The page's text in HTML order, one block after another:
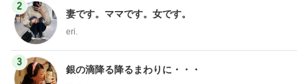
2
妻です。ママです。女です。
eri.
3
銀の滴降る降るまわりに・・・